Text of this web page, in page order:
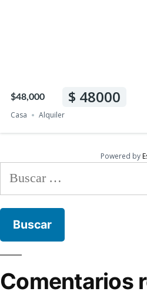
$48,000 48000
Casa Alquiler
Powered by
Comentarios